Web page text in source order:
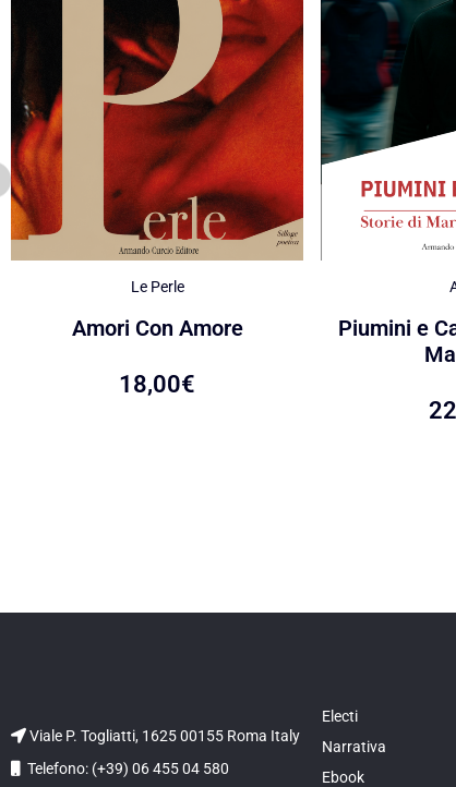
Le Perle
Amori Con Amore
18,00€
Piumini e
Viale P. Togliatti, 1625 00155 Roma Italy
Telefono: (+39) 06 455 04 580
Electi
Narrativa
Ebook